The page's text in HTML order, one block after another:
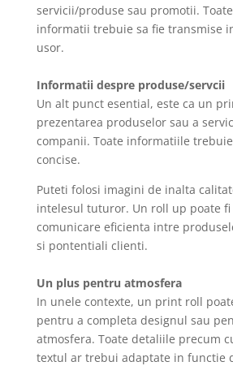
servicii/produse sau promotii.
informatii trebuie sa fie transmise
usor.
Informatii despre produse/servcii
Un alt punct esential, este ca un
prezentarea produselor sau a
companii. Toate informatiile
concise.
Puteti folosi imagini de inalta
intelesul tuturor. Un roll up poate
comunicare eficienta intre
si pontentiali clienti.
Un plus pentru atmosfera
In unele contexte, un print roll
pentru a completa designul sau
atmosfera. Toate detaliile precum
textul ar trebui adaptate in functie